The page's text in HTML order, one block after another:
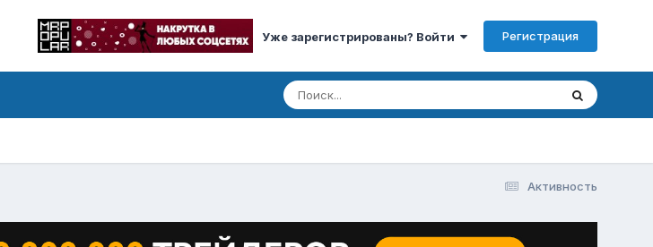
Уже зарегистрированы? Войти Регистрация
Активность